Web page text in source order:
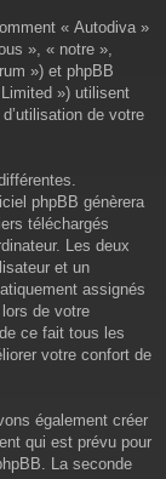
« Autodiva »
», « notre »,
») et phpBB
») utilisent
de votre
phpBB génèrera
téléchargés
Les deux
et un
assignés
de votre
ce fait tous les
votre confort de
également créer
qui est prévu pour
La seconde